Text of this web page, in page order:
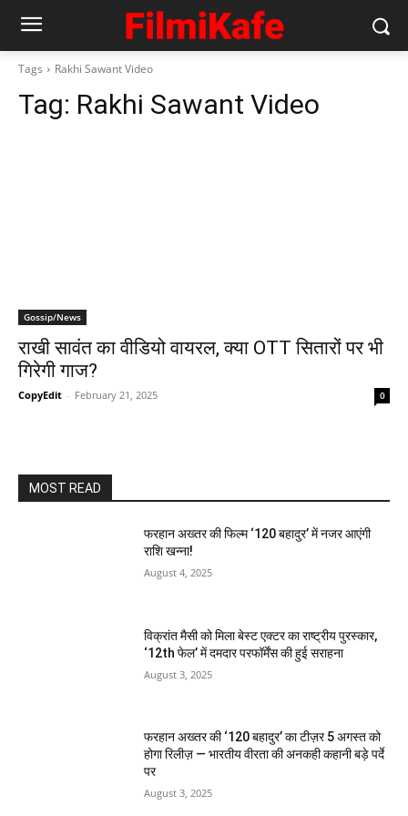
Tags Rakhi Sawant Video
Tag: Rakhi Sawant Video
Gossip/News
राखी सावंत का वीडियो वायरल, क्या OTT सितारों पर भी
गिरेगी गाज?
CopyEdit - February 21, 2025 0
MOST READ
फरहान अख्तर की फिल्म ‘120 बहादुर’ में नजर आएंगी
राशि खन्ना!
August 4, 2025
विक्रांत मैसी को मिला बेस्ट एक्टर का राष्ट्रीय पुरस्कार,
‘12th फेल’ में दमदार परफॉर्मेंस की हुई सराहना
August 3, 2025
फरहान अख्तर की ‘120 बहादुर’ का टीज़र 5 अगस्त को
होगा रिलीज़ — भारतीय वीरता की अनकही कहानी बड़े पर्दे
पर
August 3, 2025